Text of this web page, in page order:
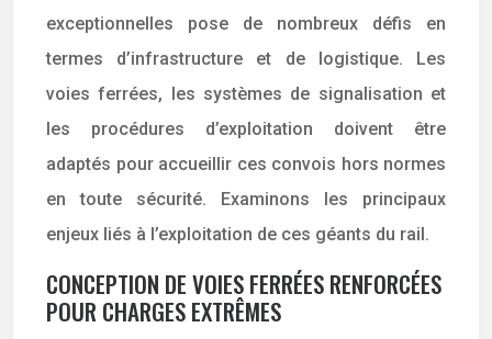
exceptionnelles pose de nombreux défis en
termes d’infrastructure et de logistique. Les
voies ferrées, les systèmes de signalisation et
les procédures d’exploitation doivent être
adaptés pour accueillir ces convois hors normes
en toute sécurité. Examinons les principaux
enjeux liés à l’exploitation de ces géants du rail.
CONCEPTION DE VOIES FERRÉES RENFORCÉES
POUR CHARGES EXTRÊMES